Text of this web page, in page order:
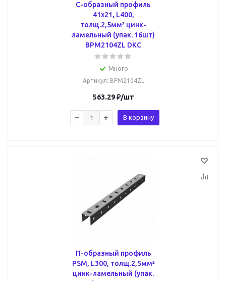
С-образный профиль
41х21, L400,
толщ.2,5мм² цинк-
ламельный (упак. 16шт)
BPM2104ZL DKC
Много
Артикул: BPM2104ZL
563.29₽/шт
В корзину
П-образный профиль
PSM, L300, толщ.2,5мм²
цинк-ламельный (упак.